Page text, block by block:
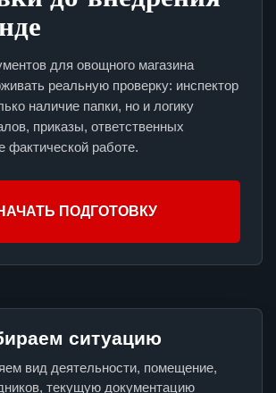
для овощного магазина
реальную проверку: инспектор
наличие папки, но и логику
приказы, ответственных
фактической работе.
ПОДГОТОВКУ
ситуацию
вид деятельности, помещение,
текущую документацию